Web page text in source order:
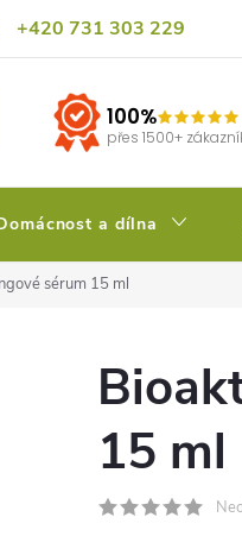
+420 731 303 229
údajů Pěstitelský blog
100%
přes 1500+
a dílna
sérum 15 ml
15 ml